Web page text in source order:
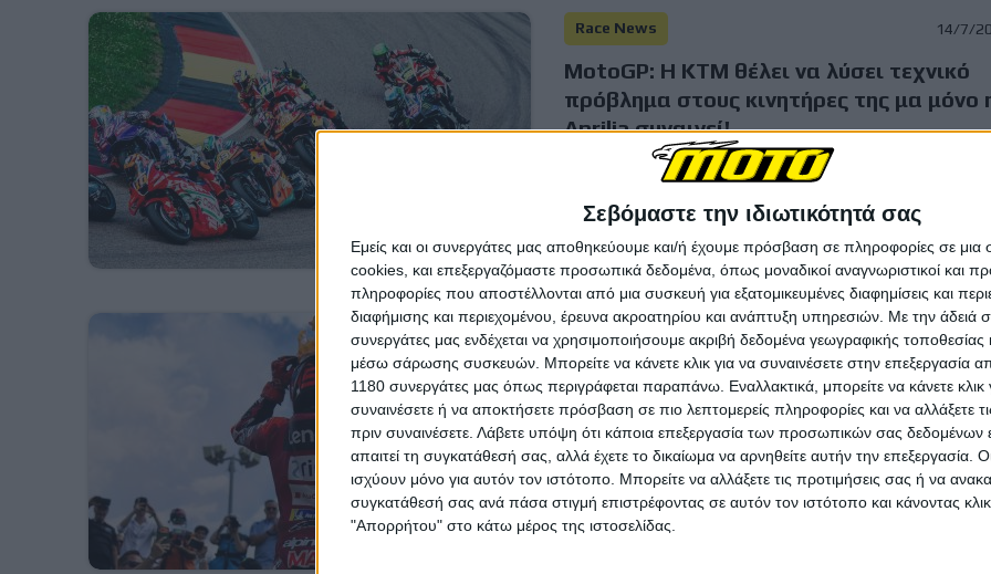
Σεβόμαστε την ιδιωτικότητά σας
Εμείς και οι συνεργάτες μας αποθηκεύουμε και/ή έχουμε πρόσβαση σε πληροφορίες σε
cookies, και επεξεργαζόμαστε προσωπικά δεδομένα, όπως μοναδικοί αναγνωριστικοί και
πληροφορίες που αποστέλλονται από μια συσκευή για εξατομικευμένες διαφημίσεις και
διαφήμισης και περιεχομένου, έρευνα ακροατηρίου και ανάπτυξη υπηρεσιών. Με την άδειά
συνεργάτες μας ενδέχεται να χρησιμοποιήσουμε ακριβή δεδομένα γεωγραφικής τοποθεσίας
μέσω σάρωσης συσκευών. Μπορείτε να κάνετε κλικ για να συναινέσετε στην επεξεργασία
1180 συνεργάτες μας όπως περιγράφεται παραπάνω. Εναλλακτικά, μπορείτε να κάνετε κλικ
συναινέσετε ή να αποκτήσετε πρόσβαση σε πιο λεπτομερείς πληροφορίες και να αλλάξετε
πριν συναινέσετε. Λάβετε υπόψη ότι κάποια επεξεργασία των προσωπικών σας δεδομένων
απαιτεί τη συγκατάθεσή σας, αλλά έχετε το δικαίωμα να αρνηθείτε αυτήν την επεξεργασία.
ισχύουν μόνο για αυτόν τον ιστότοπο. Μπορείτε να αλλάξετε τις προτιμήσεις σας ή να
συγκατάθεσή σας ανά πάσα στιγμή επιστρέφοντας σε αυτόν τον ιστότοπο και κάνοντας
"Απορρήτου" στο κάτω μέρος της ιστοσελίδας.
Race News 14/7/
MotoGP: H KTM θέλει να λύσει τεχνικό
πρόβλημα στους κινητήρες της μα μόνο
Aprilia συναινεί!
Το θέμα πήρε σοβαρές διαστάσεις μετά το ατύχημα της
Βαρκελώνης, όταν η ΚΤΜ του Pedro Acosta έσβησε ξ...
Race News 13/7/
MotoGP: Ο Marc Marquez υπερασπίζεται
τον Bezzecchi με σπόντα για τη διάσημη
κλωτσιά του 2015 με τον Rossi [Video]
Μερικές φορές είναι να απορείς. Μετά τον
του Marco Bezzecchi στις κατατακτήριες δοκιμές ...